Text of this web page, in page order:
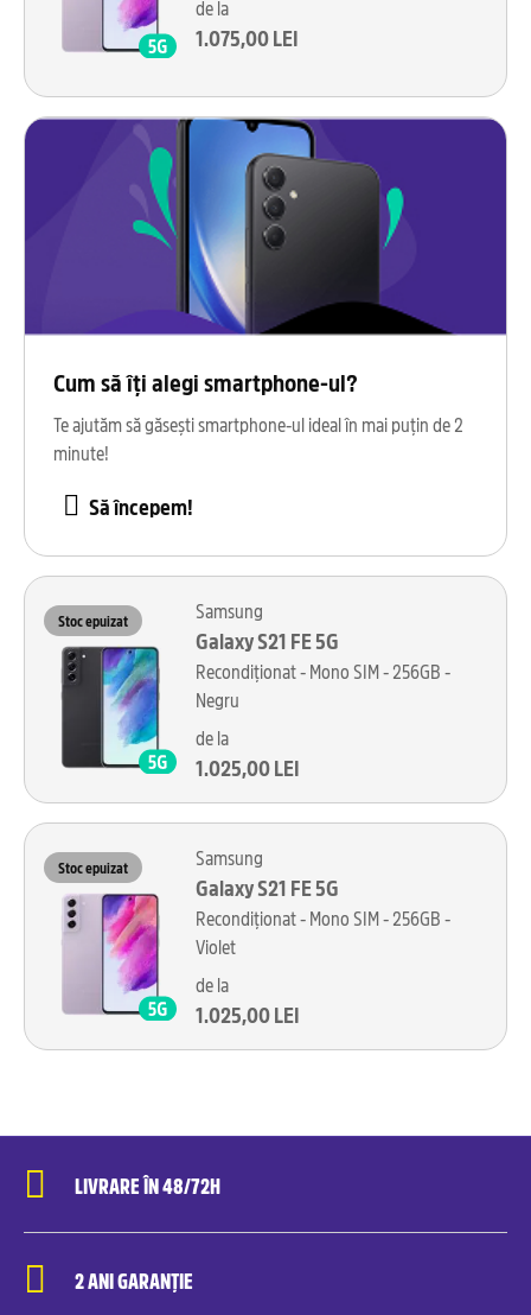
de la
1.075,00 LEI
Cum să îți alegi smartphone-ul?
Te ajutăm să găsești smartphone-ul ideal în mai puțin de 2
minute!
Să începem!
Stoc epuizat Samsung
Galaxy S21 FE 5G
Recondiționat - Mono SIM - 256GB -
Negru
de la
1.025,00 LEI
Stoc epuizat Samsung
Galaxy S21 FE 5G
Recondiționat - Mono SIM - 256GB -
Violet
de la
1.025,00 LEI
LIVRARE ÎN 48/72H
2 ANI GARANȚIE